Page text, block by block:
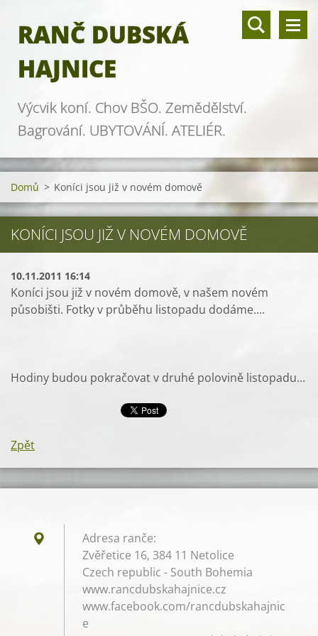
RANČ DUBSKÁ
HAJNICE
Výcvik koní. Chov BŠO. Zemědělství.
Bagrování. UBYTOVÁNÍ. ATELIÉR.
Domů > Koníci jsou již v novém domově
KONÍCI JSOU JIŽ V NOVÉM DOMOVĚ
10.11.2011 16:14
Koníci jsou již v novém domově, v našem novém
působišti. Fotky v průběhu listopadu dodáme....
Hodiny budou pokračovat v druhé polovině listopadu...
Zpět
Adresa ranče:
Zvěřetice 16, 384 11 Netolice
Czech republic - South Bohemia
www.rancdubskahajnice.cz
www.facebook.com/rancdubskahajnic
e